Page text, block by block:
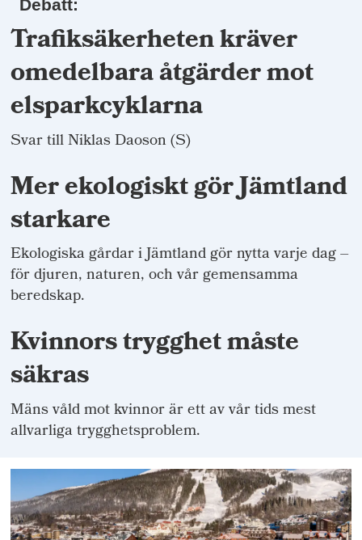
Debatt:
Trafiksäkerheten kräver
omedelbara åtgärder mot
elsparkcyklarna
Svar till Niklas Daoson (S)
Mer ekologiskt gör Jämtland
starkare
Ekologiska gårdar i Jämtland gör nytta varje dag –
för djuren, naturen, och vår gemensamma
beredskap.
Kvinnors trygghet måste
säkras
Mäns våld mot kvinnor är ett av vår tids mest
allvarliga trygghetsproblem.